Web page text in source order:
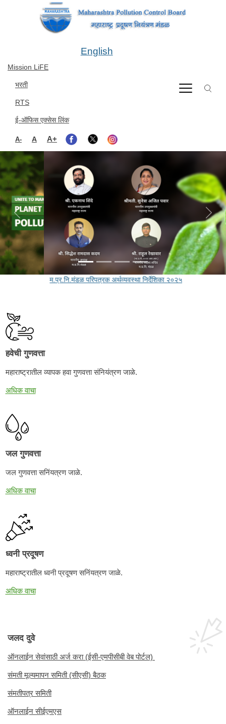
Mission LiFE
भरती
RTS
ई-ऑफिस एक्सेस लिंक
A- A A+
English
Previous Next
म.प्र.नि.मंडळ परिपत्रक अर्थव्यवस्था निर्देशिका २०२५
हवेची गुणवत्ता
महाराष्ट्रातील व्यापक हवा गुणवत्ता संनियंत्रण जाळे.
अधिक वाचा
जल गुणवत्ता
जल गुणवत्ता सनिंयत्रण जाळे.
अधिक वाचा
ध्वनी प्रदूषण
महाराष्ट्रातील ध्वनी प्रदूषण सनिंयत्रण जाळे.
अधिक वाचा
जलद दुवे
ऑनलाईन सेवांसाठी अर्ज करा (ईसी-एमपीसीबी वेब पोर्टल)
संमती मूल्यमापन समिती (सीएसी) बैठक
संमतीपत्र समिती
ऑनलाईन सीईएमएस